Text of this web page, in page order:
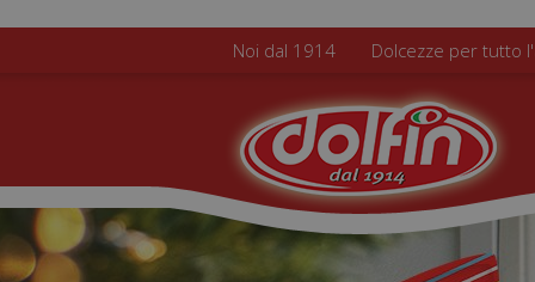
Noi dal 1914 Dolcezze per tutto